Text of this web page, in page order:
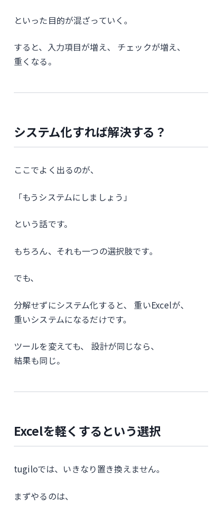
といった目的が混ざっていく。
すると、入力項目が増え、 チェックが増え、
重くなる。
システム化すれば解決する？
ここでよく出るのが、
「もうシステムにしましょう」
という話です。
もちろん、それも一つの選択肢です。
でも、
分解せずにシステム化すると、 重いExcelが、
重いシステムになるだけです。
ツールを変えても、 設計が同じなら、
結果も同じ。
Excelを軽くするという選択
tugiloでは、いきなり置き換えません。
まずやるのは、